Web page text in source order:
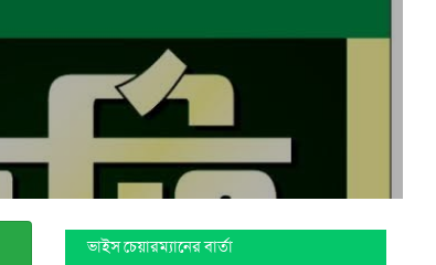
ভাইস চেয়ারম্যানের বার্তা